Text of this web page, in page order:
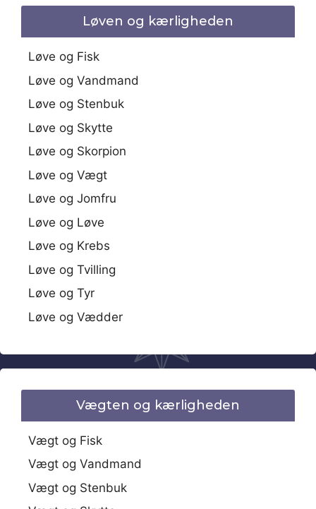
Løven og kærligheden
Løve og Fisk
Løve og Vandmand
Løve og Stenbuk
Løve og Skytte
Løve og Skorpion
Løve og Vægt
Løve og Jomfru
Løve og Løve
Løve og Krebs
Løve og Tvilling
Løve og Tyr
Løve og Vædder
Vægten og kærligheden
Vægt og Fisk
Vægt og Vandmand
Vægt og Stenbuk